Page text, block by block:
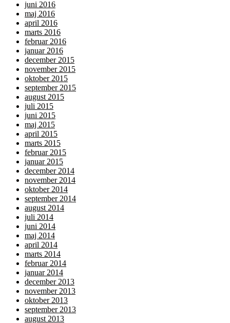
juni 2016
maj 2016
april 2016
marts 2016
februar 2016
januar 2016
december 2015
november 2015
oktober 2015
september 2015
august 2015
juli 2015
juni 2015
maj 2015
april 2015
marts 2015
februar 2015
januar 2015
december 2014
november 2014
oktober 2014
september 2014
august 2014
juli 2014
juni 2014
maj 2014
april 2014
marts 2014
februar 2014
januar 2014
december 2013
november 2013
oktober 2013
september 2013
august 2013